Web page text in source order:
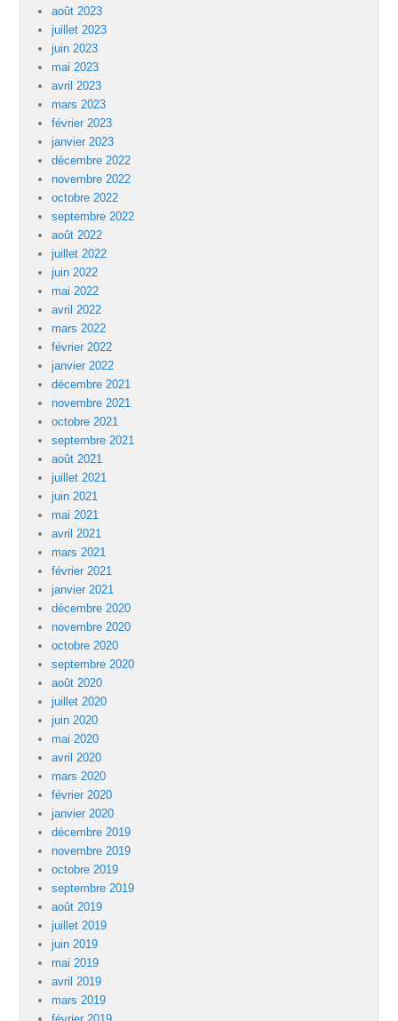
août 2023
juillet 2023
juin 2023
mai 2023
avril 2023
mars 2023
février 2023
janvier 2023
décembre 2022
novembre 2022
octobre 2022
septembre 2022
août 2022
juillet 2022
juin 2022
mai 2022
avril 2022
mars 2022
février 2022
janvier 2022
décembre 2021
novembre 2021
octobre 2021
septembre 2021
août 2021
juillet 2021
juin 2021
mai 2021
avril 2021
mars 2021
février 2021
janvier 2021
décembre 2020
novembre 2020
octobre 2020
septembre 2020
août 2020
juillet 2020
juin 2020
mai 2020
avril 2020
mars 2020
février 2020
janvier 2020
décembre 2019
novembre 2019
octobre 2019
septembre 2019
août 2019
juillet 2019
juin 2019
mai 2019
avril 2019
mars 2019